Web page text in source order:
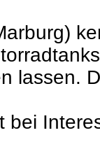
lassen.
bei